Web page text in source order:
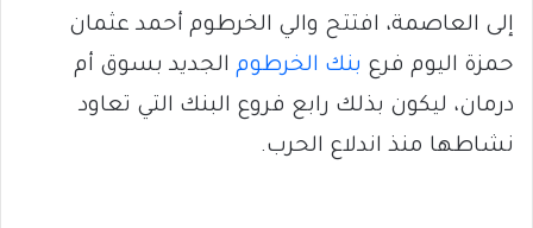
إلى العاصمة، افتتح والي الخرطوم أحمد عثمان
حمزة اليوم فرع بنك الخرطوم الجديد بسوق أم
درمان، ليكون بذلك رابع فروع البنك التي تعاود
نشاطها منذ اندلاع الحرب.